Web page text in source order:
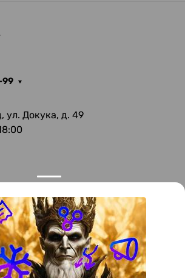
99
ул. Докука, д. 49
материалы для качественной
персональных данных происходит в
законом от 27.07.2006 года №152-ФЗ
на условиях и для целей, определенных
.